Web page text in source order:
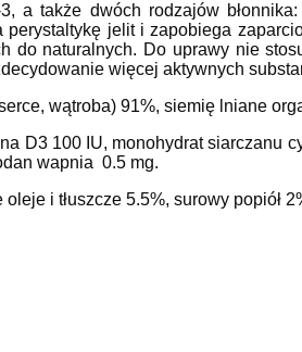
a także dwóch rodzajów
jelit i zapobiega
do naturalnych. Do uprawy nie
więcej aktywnych
wątroba) 91%, siemię lniane
D3 100 IU, monohydrat siarczanu
wapnia 0.5 mg.
i tłuszcze 5.5%, surowy popiół